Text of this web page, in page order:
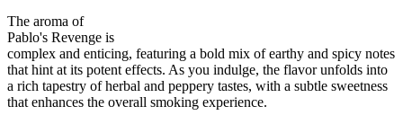
The aroma of
Pablo's Revenge is
complex and enticing, featuring a bold mix of earthy and spicy notes
that hint at its potent effects. As you indulge, the flavor unfolds into
a rich tapestry of herbal and peppery tastes, with a subtle sweetness
that enhances the overall smoking experience.